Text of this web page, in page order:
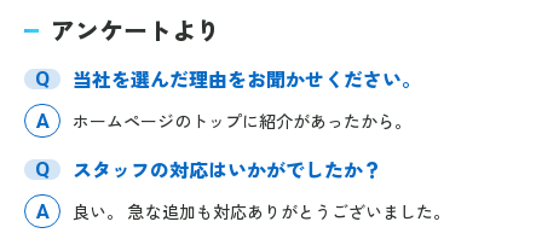
アンケートより
Q 当社を選んだ理由をお聞かせください。
A
ホームページのトップに紹介があったから。
Q
スタッフの対応はいかがでしたか？
A
良い。 急な追加も対応ありがとうございました。